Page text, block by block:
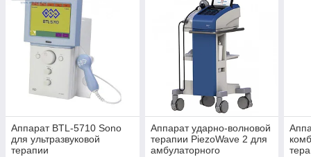
Аппарат BTL-5710 Sono
для ультразвуковой
терапии
Аппарат ударно-волновой
терапии PiezoWave 2 для
амбулаторного